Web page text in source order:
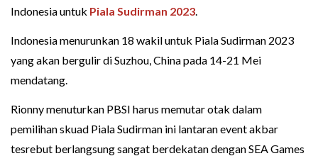
Indonesia untuk Piala Sudirman 2023.
Indonesia menurunkan 18 wakil untuk Piala Sudirman 2023
yang akan bergulir di Suzhou, China pada 14-21 Mei
mendatang.
Rionny menuturkan PBSI harus memutar otak dalam
pemilihan skuad Piala Sudirman ini lantaran event akbar
tesrebut berlangsung sangat berdekatan dengan SEA Games